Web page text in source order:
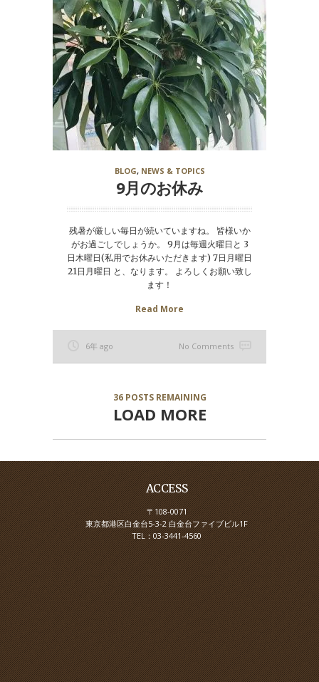
BLOG, NEWS & TOPICS
9月のお休み
残暑が厳しい毎日が続いていますね。 皆様いか
がお過ごしでしょうか。 9月は毎週火曜日と 3
日木曜日(私用でお休みいただきます) 7日月曜日
21日月曜日 と、なります。 よろしくお願い致し
ます！
Read More
6年 ago No Comments
36POSTS REMAINING
LOAD MORE
ACCESS
〒108-0071
東京都港区白金台5-3-2 白金台ファイブビル1F
TEL：03-3441-4560